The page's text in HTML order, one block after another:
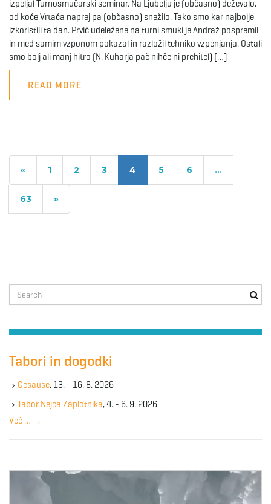
izpeljal Turnosmučarski seminar. Na Ljubelju je (občasno) deževalo,
od koče Vrtača naprej pa (občasno) snežilo. Tako smo kar najbolje
izkoristili ta dan. Prvič udeležene na turni smuki je Andraž pospremil
in med samim vzponom pokazal in razložil tehniko vzpenjanja. Ostali
smo bolj ali manj hitro (N. Kuharja pač nihče ni prehitel) […]
READ MORE
« 1 2 3 4 5 6 …
63 »
e
r
h
e
w
o
r
Tabori in dogodki
Gesause, 13. - 16. 8. 2026
Tabor Nejca Zaplotnika, 4. - 6. 9. 2026
Več … →